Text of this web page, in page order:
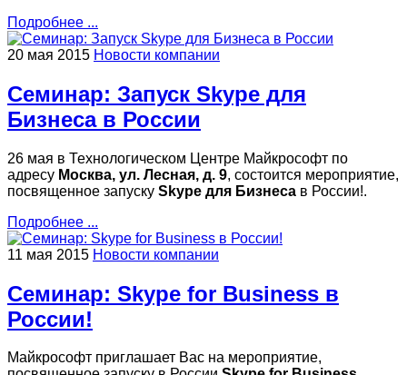
Подробнее ...
20 мая 2015 Новости компании
Семинар: Запуск Skype для
Бизнеса в России
26 мая в Технологическом Центре Майкрософт по
адресу Москва, ул. Лесная, д. 9, состоится мероприятие,
посвященное запуску Skype для Бизнеса в России!.
Подробнее ...
11 мая 2015 Новости компании
Семинар: Skype for Business в
России!
Майкрософт приглашает Вас на мероприятие,